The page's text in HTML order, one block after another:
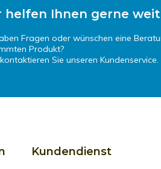
helfen Ihnen gerne
Fragen oder wünschen eine
Produkt?
Sie unseren Kundenservice.
Kundendienst